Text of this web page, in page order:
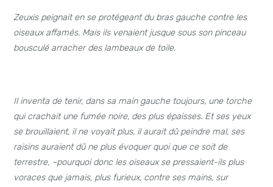
Zeuxis peignait en se protégeant du bras gauche contre les
oiseaux affamés. Mais ils venaient jusque sous son pinceau
bousculé arracher des lambeaux de toile.
Il inventa de tenir, dans sa main gauche toujours, une torche
qui crachait une fumée noire, des plus épaisses. Et ses yeux
se brouillaient, il ne voyait plus, il aurait dû peindre mal, ses
raisins auraient dû ne plus évoquer quoi que ce soit de
terrestre, –pourquoi donc les oiseaux se pressaient-ils plus
voraces que jamais, plus furieux, contre ses mains, sur